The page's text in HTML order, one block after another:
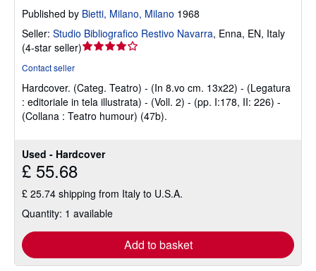
Used - Hardcover
£ 55.68
£ 25.74 shipping from Italy to U.S.A.
Quantity: 1 available
Add to basket
Published by Bietti, Milano, Milano 1968
Seller: Studio Bibliografico Restivo Navarra, Enna, EN, Italy
(4-star seller)Seller
out
of
5
Contact seller
Hardcover. (Categ. Teatro) - (In 8.vo cm. 13x22) - (Legatura
: editoriale in tela illustrata) - (Voll. 2) - (pp. I:178, II: 226) -
(Collana : Teatro humour) (47b).